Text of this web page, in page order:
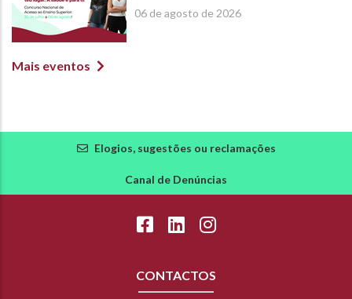
Ensino Superior -
2026 | #Escolhe a
06 de agosto de 2026
Mais eventos
Elogios, sugestões ou reclamações
Canal de Denúncias
CONTACTOS